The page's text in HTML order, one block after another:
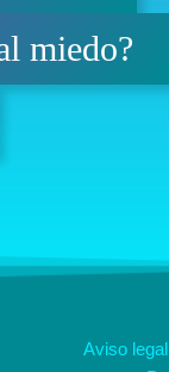
miedo?
Aviso legal